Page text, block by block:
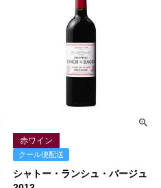
シャトー・ランシュ・バージュ
赤ワイン
クール便配送